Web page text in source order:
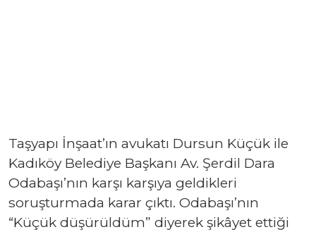
Taşyapı İnşaat’ın avukatı Dursun Küçük ile
Kadıköy Belediye Başkanı Av. Şerdil Dara
Odabaşı’nın karşı karşıya geldikleri
soruşturmada karar çıktı. Odabaşı’nın
“Küçük düşürüldüm” diyerek şikâyet ettiği